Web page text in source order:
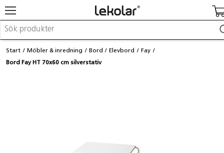
Möbler & inredning
Lekplatsutrustning & utemiljö
Start Möbler & inredning Bord Elevbord
Fay
Bord Fay HT 70x60 cm silverstativ